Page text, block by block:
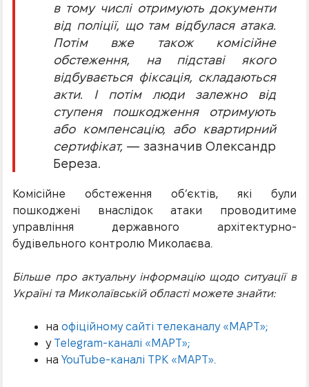
в тому числі отримують документи
від поліції, що там відбулася атака.
Потім вже також комісійне
обстеження, на підставі якого
відбувається фіксація, складаються
акти. І потім люди залежно від
ступеня пошкодження отримують
або компенсацію, або квартирний
сертифікат, — зазначив Олександр
Береза.
Комісійне обстеження обʼєктів, які були
пошкоджені внаслідок атаки проводитиме
управління державного архітектурно-
будівельного контролю Миколаєва.
Більше про актуальну інформацію щодо ситуації в
Україні та Миколаївській області можете знайти:
на офіційному сайті телеканалу «МАРТ»;
у Telegram-каналі «МАРТ»;
на YouTube-каналі ТРК «МАРТ».